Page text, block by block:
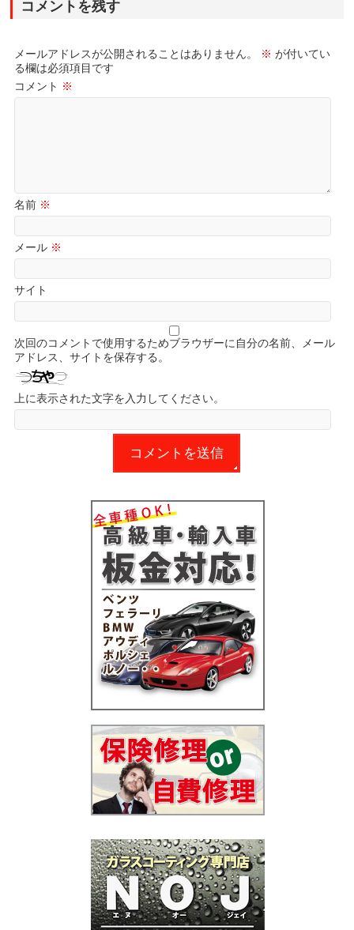
コメントを残す
メールアドレスが公開されることはありません。 ※ が付いてい
る欄は必須項目です
コメント ※
名前 ※
メール ※
サイト
次回のコメントで使用するためブラウザーに自分の名前、メール
アドレス、サイトを保存する。
上に表示された文字を入力してください。